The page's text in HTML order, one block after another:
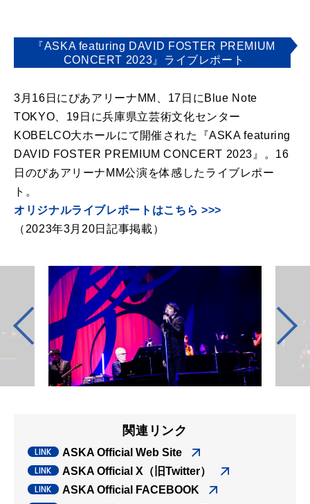
『ASKA featuring DAVID FOSTER PREMIUM
CONCERT 2023』ライブレポート
3月16日にぴあアリーナMM、17日にBlue Note
TOKYO、19日に兵庫県立芸術文化センター
KOBELCO大ホールにて開催された『ASKA featuring
DAVID FOSTER PREMIUM CONCERT 2023』。16
日のぴあアリーナMM公演を体感したライブレポー
ト。
オリジナルライブレポートはこちら >>>
（2023年3月20日記事掲載）
関連リンク
ASKA Official Web Site
ASKA Official X（旧Twitter）
ASKA Official FACEBOOK